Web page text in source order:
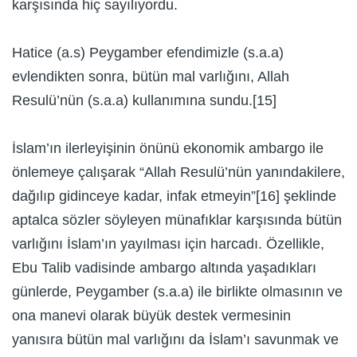
karşısında hiç sayılıyordu.
Hatice (a.s) Peygamber efendimizle (s.a.a)
evlendikten sonra, bütün mal varlığını, Allah
Resulü’nün (s.a.a) kullanımına sundu.[15]
İslam’ın ilerleyişinin önünü ekonomik ambargo ile
önlemeye çalışarak “Allah Resulü’nün yanındakilere,
dağılıp gidinceye kadar, infak etmeyin”[16] şeklinde
aptalca sözler söyleyen münafıklar karşısında bütün
varlığını İslam’ın yayılması için harcadı. Özellikle,
Ebu Talib vadisinde ambargo altında yaşadıkları
günlerde, Peygamber (s.a.a) ile birlikte olmasının ve
ona manevi olarak büyük destek vermesinin
yanısıra bütün mal varlığını da İslam’ı savunmak ve